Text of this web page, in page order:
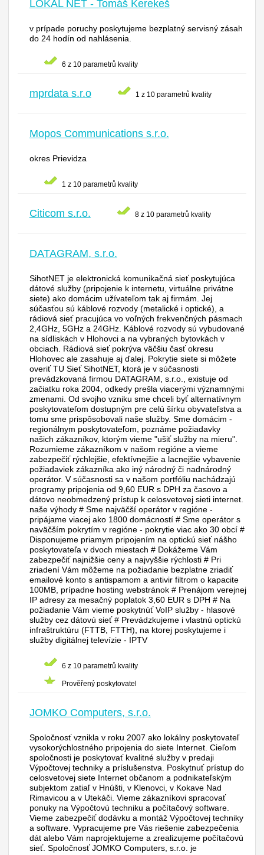
LOKAL NET - Tomáš Kerekeš
v prípade poruchy poskytujeme bezplatný servisný zásah
do 24 hodín od nahlásenia.
6 z 10 parametrů kvality
mprdata s.r.o 1 z 10 parametrů kvality
Mopos Communications s.r.o.
okres Prievidza
1 z 10 parametrů kvality
Citicom s.r.o. 8 z 10 parametrů kvality
DATAGRAM, s.r.o.
SihotNET je elektronická komunikačná sieť poskytujúca
dátové služby (pripojenie k internetu, virtuálne privátne
siete) ako domácim užívateľom tak aj firmám. Jej
súčasťou sú káblové rozvody (metalické i optické), a
rádiová sieť pracujúca vo voľných frekvenčných pásmach
2,4GHz, 5GHz a 24GHz. Káblové rozvody sú vybudované
na sídliskách v Hlohovci a na vybraných bytovkách v
obciach. Rádiová sieť pokrýva väčšiu časť okresu
Hlohovec ale zasahuje aj ďalej. Pokrytie siete si môžete
overiť TU Sieť SihotNET, ktorá je v súčasnosti
prevádzkovaná firmou DATAGRAM, s.r.o., existuje od
začiatku roka 2004, odkedy prešla viacerými významnými
zmenami. Od svojho vzniku sme chceli byť alternatívnym
poskytovateľom dostupným pre celú šírku obyvateľstva a
tomu sme prispôsobovali naše služby. Sme domácim -
regionálnym poskytovateľom, poznáme požiadavky
našich zákazníkov, ktorým vieme "ušiť služby na mieru".
Rozumieme zákazníkom v našom regióne a vieme
zabezpečiť rýchlejšie, efektívnejšie a lacnejšie vybavenie
požiadaviek zákazníka ako iný národný či nadnárodný
operátor. V súčasnosti sa v našom portfóliu nachádzajú
programy pripojenia od 9,60 EUR s DPH za časovo a
dátovo neobmedzený prístup k celosvetovej sieti internet.
naše výhody # Sme najväčší operátor v regióne -
pripájame viacej ako 1800 domácností # Sme operátor s
naväčším pokrytím v regióne - pokrytie viac ako 30 obcí #
Disponujeme priamym pripojením na optickú sieť nášho
poskytovateľa v dvoch miestach # Dokážeme Vám
zabezpečiť najnižšie ceny a najvyššie rýchlosti # Pri
zriadení Vám môžeme na požiadanie bezplatne zriadiť
emailové konto s antispamom a antivir filtrom o kapacite
100MB, prípadne hosting webstránok # Prenájom verejnej
IP adresy za mesačný poplatok 3,60 EUR s DPH # Na
požiadanie Vám vieme poskytnúť VoIP služby - hlasové
služby cez dátovú sieť # Prevádzkujeme i vlastnú optickú
infraštruktúru (FTTB, FTTH), na ktorej poskytujeme i
služby digitálnej televízie - IPTV
6 z 10 parametrů kvality
Prověřený poskytovatel
JOMKO Computers, s.r.o.
Spoločnosť vznikla v roku 2007 ako lokálny poskytovateľ
vysokorýchlostného pripojenia do siete Internet. Cieľom
spoločnosti je poskytovať kvalitné služby v predaji
Výpočtovej techniky a príslušenstva. Poskytnuť prístup do
celosvetovej siete Internet občanom a podnikateľským
subjektom zatiaľ v Hnúšti, v Klenovci, v Kokave Nad
Rimavicou a v Utekáči. Vieme zákazníkovi spracovať
ponuky na Výpočtovú techniku a počítačový software.
Vieme zabezpečiť dodávku a montáž Výpočtovej techniky
a software. Vypracujeme pre Vás riešenie zabezpečenia
dát alebo Vám naprojektujeme a zrealizujeme počítačovú
sieť. Spoločnosť JOMKO Computers, s.r.o. je